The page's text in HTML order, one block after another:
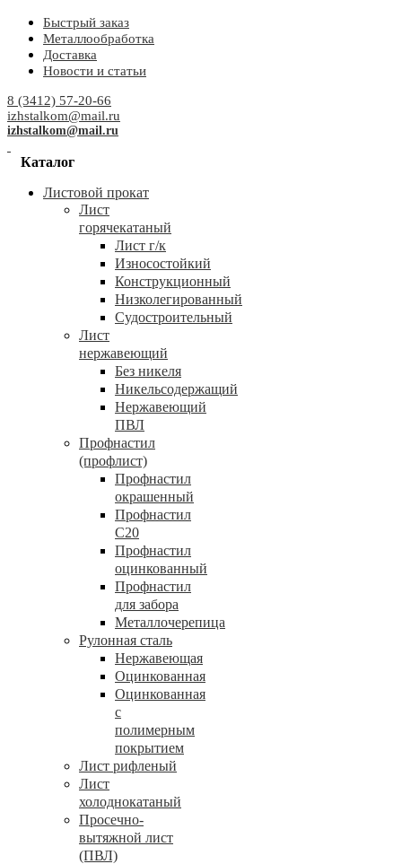
Быстрый заказ
Металлообработка
Доставка
Новости и статьи
8 (3412) 57-20-66
izhstalkom@mail.ru
izhstalkom@mail.ru
Каталог
Листовой прокат
Лист
горячекатаный
Лист г/к
Износостойкий
Конструкционный
Низколегированный
Судостроительный
Лист
нержавеющий
Без никеля
Никельсодержащий
Нержавеющий
ПВЛ
Профнастил
(профлист)
Профнастил
окрашенный
Профнастил
С20
Профнастил
оцинкованный
Профнастил
для забора
Металлочерепица
Рулонная сталь
Нержавеющая
Оцинкованная
Оцинкованная
с
полимерным
покрытием
Лист рифленый
Лист
холоднокатаный
Просечно-
вытяжной лист
(ПВЛ)